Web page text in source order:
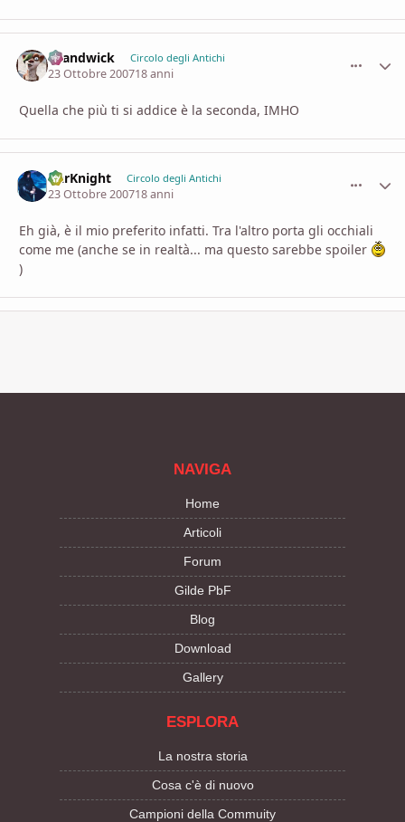
chandwick Circolo degli Antichi
23 Ottobre 200718 anni
Quella che più ti si addice è la seconda, IMHO
DarKnight Circolo degli Antichi
23 Ottobre 200718 anni
Eh già, è il mio preferito infatti. Tra l'altro porta gli occhiali
come me (anche se in realtà... ma questo sarebbe spoiler
)
NAVIGA
Home
Articoli
Forum
Gilde PbF
Blog
Download
Gallery
ESPLORA
La nostra storia
Cosa c'è di nuovo
Campioni della Commuity